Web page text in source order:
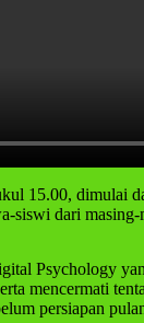
15.00,
siswi dari
Psychology
mencermati
persiapan